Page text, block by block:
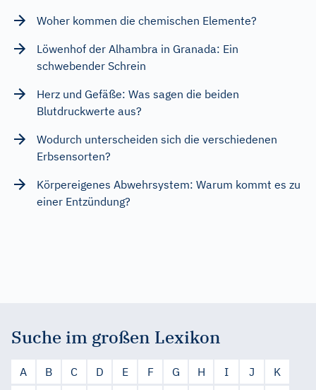
Woher kommen die chemischen Elemente?
Löwenhof der Alhambra in Granada: Ein
schwebender Schrein
Herz und Gefäße: Was sagen die beiden
Blutdruckwerte aus?
Wodurch unterscheiden sich die verschiedenen
Erbsensorten?
Körpereigenes Abwehrsystem: Warum kommt es zu
einer Entzündung?
Suche im großen Lexikon
A B C D E F G H I J
K